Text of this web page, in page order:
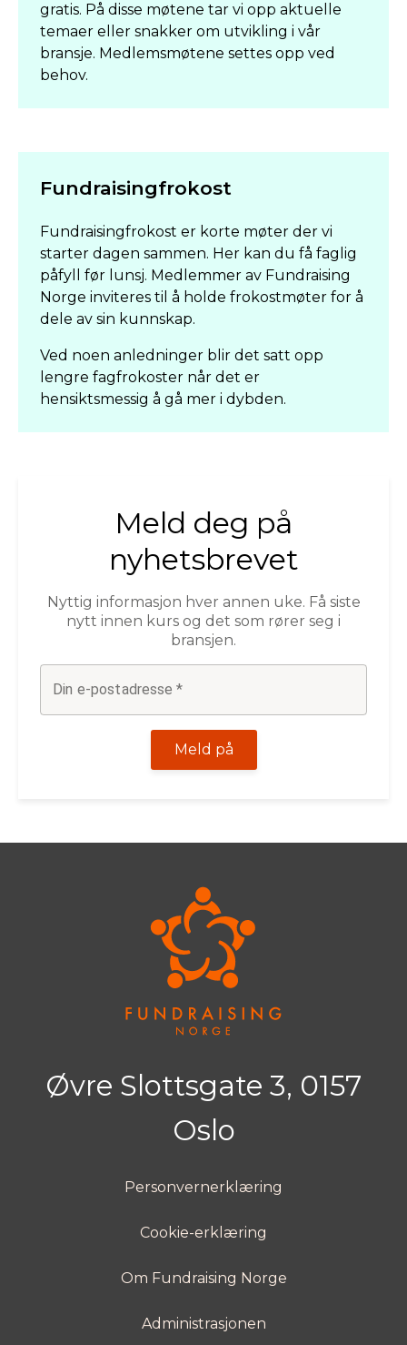
gratis. På disse møtene tar vi opp aktuelle
temaer eller snakker om utvikling i vår
bransje. Medlemsmøtene settes opp ved
behov.
Fundraisingfrokost
Fundraisingfrokost er korte møter der vi
starter dagen sammen. Her kan du få faglig
påfyll før lunsj. Medlemmer av Fundraising
Norge inviteres til å holde frokostmøter for å
dele av sin kunnskap.
Ved noen anledninger blir det satt opp
lengre fagfrokoster når det er
hensiktsmessig å gå mer i dybden.
Meld deg på
nyhetsbrevet
Nyttig informasjon hver annen uke. Få siste
nytt innen kurs og det som rører seg i
bransjen.
Din e-postadresse *
Øvre Slottsgate 3, 0157
Oslo
Personvernerklæring
Cookie-erklæring
Om Fundraising Norge
Administrasjonen